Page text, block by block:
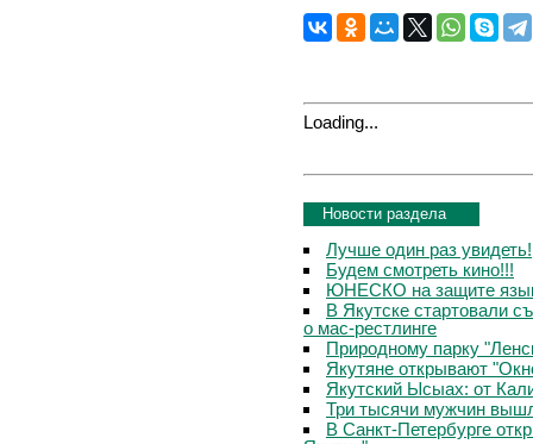
Loading...
Новости раздела
Лучше один раз увидеть!
Будем смотреть кино!!!
ЮНЕСКО на защите
В Якутске стартовали
о мас-рестлинге
Природному парку
Якутяне открывают
Якутский Ысыах: от
Три тысячи мужчин
В Санкт-Петербурге